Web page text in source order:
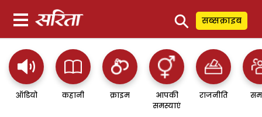
⚲ सब्सक्राइब
ऑडियो कहानी क्राइम
आपकी
समस्याएं
राजनीति